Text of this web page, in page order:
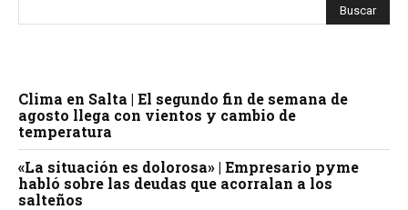
Clima en Salta | El segundo fin de semana de
agosto llega con vientos y cambio de
temperatura
«La situación es dolorosa» | Empresario pyme
habló sobre las deudas que acorralan a los
salteños